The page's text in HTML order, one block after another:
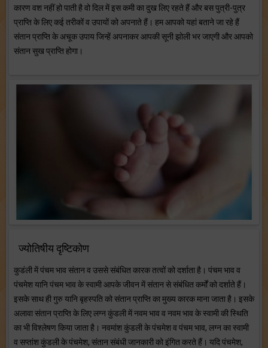
कारण वश नहीं हो पाती है वो दिल में इस कमी का दुख लिए रहते हैं और बस पुत्री-पुत्र
प्राप्ति के लिए कई तरीकों व उपायों को अपनाते हैं। हम आपको यहां बताने जा रहे हैं
संतान प्राप्ति के अचूक उपाय जिन्हें अपनाकर आपकी सूनी झोली भर जाएगी और आपको
संतान सुख प्राप्ति होगा।
ज्योतिषीय दृष्टिकोण
कुडंली में पंचम भाव संतान व उससे संबंधित कारक तत्वों को दर्शाता है। पंचम भाव व
पंचमेश यानि पंचम भाव के स्वामी आपके जीवन में संतान से संबंधित कर्मों को दर्शाते हैं।
इसके साथ ही गुरु यानि बृहस्पति को संतान प्राप्ति का मुख्य कारक माना जाता है। इसके
अलावा संतान प्राप्ति के लिए लग्न कुंडली में नवम भाव व नवम भाव के स्वामी की स्थिति
का भी विश्लेषण किया जाता है। नवमांश कुंडली के पंचमेश व पंचम भाव, लग्न का स्वामी
व सप्तांश कुंडली के पंचमेश, संतान संबंधी जानकारी को इंगित करते हैं। यदि पंचमेश,